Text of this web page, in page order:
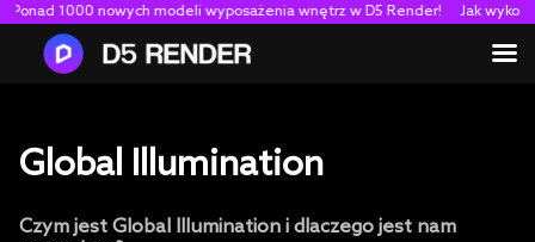
1000 nowych modeli wyposażenia wnętrz w D5 Render! Jak wykorzystać
Global Illumination
Czym jest Global Illumination i dlaczego jest nam